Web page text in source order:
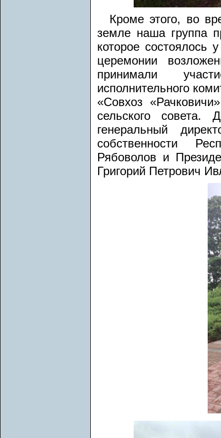
Кроме этого, во
земле наша группа
которое состоялось
церемонии
принимали
исполнительного
«Совхоз
сельского
генеральный
собственности
Рябоволов и
Григорий Петрович